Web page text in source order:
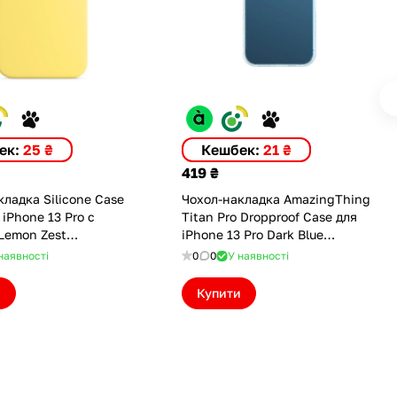
25 ₴
Silicone Case
13 Pro с
Zest
Кешбек: 21 ₴
419 ₴
Чохол-накладка AmazingThing
Titan Pro Dropproof Case для
iPhone 13 Pro Dark Blue
(AMTTTN13PDBL)
0 0 У наявності
Купити